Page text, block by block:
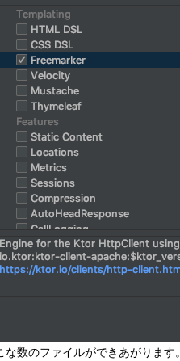
数のファイルができあがります。